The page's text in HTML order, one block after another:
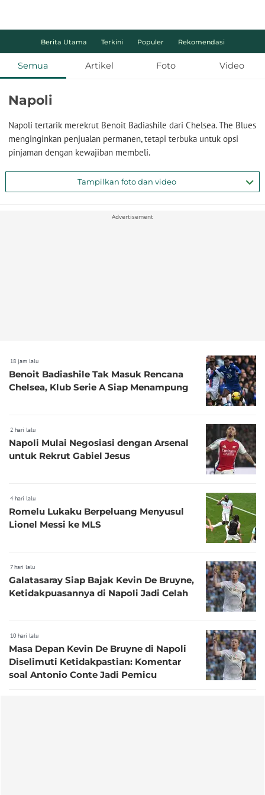
Berita Utama Terkini Populer Rekomendasi
Semua Artikel Foto Video
Napoli
Napoli tertarik merekrut Benoit Badiashile dari Chelsea. The Blues
menginginkan penjualan permanen, tetapi terbuka untuk opsi
pinjaman dengan kewajiban membeli.
Tampilkan foto dan video
Advertisement
18 jam lalu
Benoit Badiashile Tak Masuk Rencana
Chelsea, Klub Serie A Siap Menampung
2 hari lalu
Napoli Mulai Negosiasi dengan Arsenal
untuk Rekrut Gabiel Jesus
4 hari lalu
Romelu Lukaku Berpeluang Menyusul
Lionel Messi ke MLS
7 hari lalu
Galatasaray Siap Bajak Kevin De Bruyne,
Ketidakpuasannya di Napoli Jadi Celah
10 hari lalu
Masa Depan Kevin De Bruyne di Napoli
Diselimuti Ketidakpastian: Komentar
soal Antonio Conte Jadi Pemicu